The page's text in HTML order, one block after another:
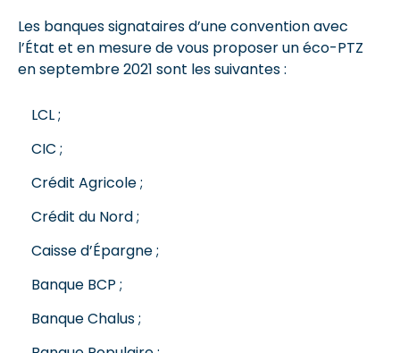
Les banques signataires d’une convention avec
l’État et en mesure de vous proposer un éco-PTZ
en septembre 2021 sont les suivantes :
LCL ;
CIC ;
Crédit Agricole ;
Crédit du Nord ;
Caisse d’Épargne ;
Banque BCP ;
Banque Chalus ;